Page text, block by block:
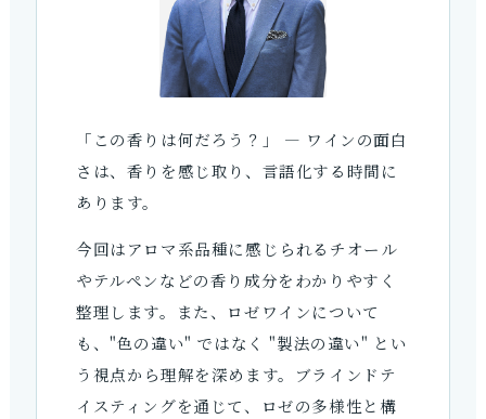
「この香りは何だろう？」 ― ワインの面白
さは、香りを感じ取り、言語化する時間に
あります。
今回はアロマ系品種に感じられるチオール
やテルペンなどの香り成分をわかりやすく
整理します。また、ロゼワインについて
も、"色の違い" ではなく "製法の違い" とい
う視点から理解を深めます。ブラインドテ
イスティングを通じて、ロゼの多様性と構